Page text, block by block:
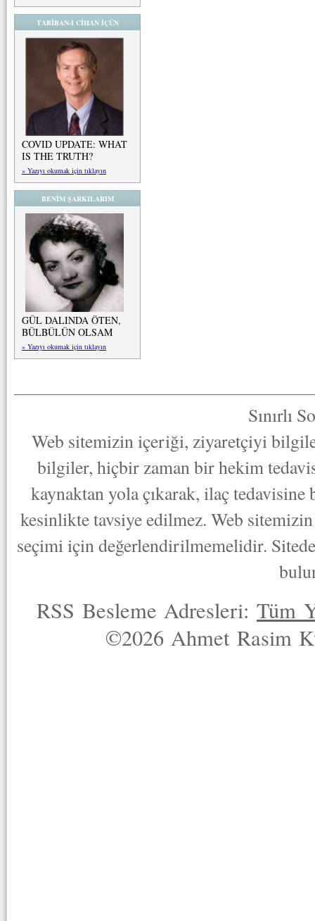
TABİBAN-I CİHAN İÇÜN
COVID UPDATE: WHAT
IS THE TRUTH?
» Yazıyı okumak için tıklayın
BENİM ŞARKILARIM
GÜL DALINDA ÖTEN,
BÜLBÜLÜN OLSAM
» Yazıyı okumak için tıklayın
Sınırlı
Web sitemizin içeriği, ziyaretçiyi
bilgiler, hiçbir zaman bir hekim
kaynaktan yola çıkarak, ilaç
kesinlikte tavsiye edilmez. Web
seçimi için değerlendirilmemelidir.
RSS Besleme Adresleri:Tüm
©2026 Ahmet Rasim